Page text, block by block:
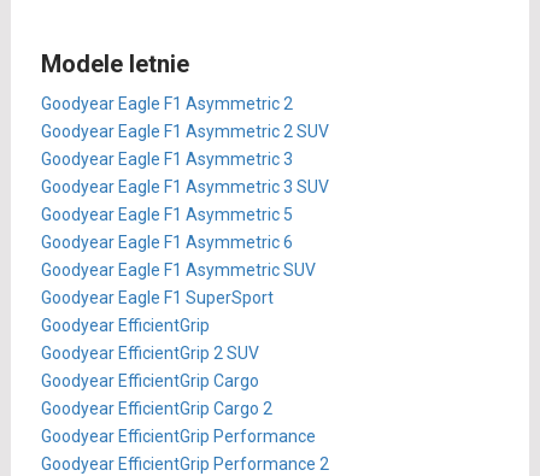
Modele letnie
Goodyear Eagle F1 Asymmetric 2
Goodyear Eagle F1 Asymmetric 2 SUV
Goodyear Eagle F1 Asymmetric 3
Goodyear Eagle F1 Asymmetric 3 SUV
Goodyear Eagle F1 Asymmetric 5
Goodyear Eagle F1 Asymmetric 6
Goodyear Eagle F1 Asymmetric SUV
Goodyear Eagle F1 SuperSport
Goodyear EfficientGrip
Goodyear EfficientGrip 2 SUV
Goodyear EfficientGrip Cargo
Goodyear EfficientGrip Cargo 2
Goodyear EfficientGrip Performance
Goodyear EfficientGrip Performance 2